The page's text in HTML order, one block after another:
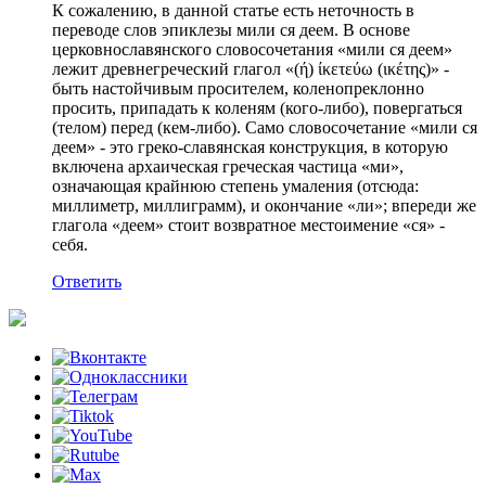
К сожалению, в данной статье есть неточность в
переводе слов эпиклезы мили ся деем. В основе
церковнославянского словосочетания «мили ся деем»
лежит древнегреческий глагол «(ή) ίκετεύω (ικέτης)» -
быть настойчивым просителем, коленопреклонно
просить, припадать к коленям (кого-либо), повергаться
(телом) перед (кем-либо). Само словосочетание «мили ся
деем» - это греко-славянская конструкция, в которую
включена архаическая греческая частица «ми»,
означающая крайнюю степень умаления (отсюда:
миллиметр, миллиграмм), и окончание «ли»; впереди же
глагола «деем» стоит возвратное местоимение «ся» -
себя.
Ответить